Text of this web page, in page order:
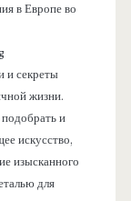
в Европе во
и секреты
жизни.
и
искусство,
изысканного
для